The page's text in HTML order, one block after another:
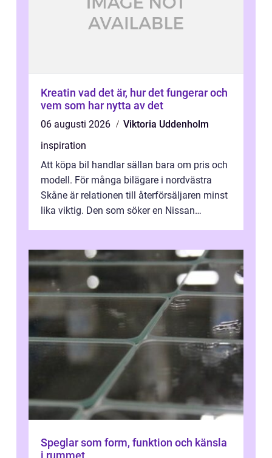
Kreatin vad det är, hur det fungerar och
vem som har nytta av det
06 augusti 2026
Viktoria Uddenholm
inspiration
Att köpa bil handlar sällan bara om pris och
modell. För många bilägare i nordvästra
Skåne är relationen till återförsäljaren minst
lika viktig. Den som söker en Nissan
Speglar som form, funktion och känsla
i rummet